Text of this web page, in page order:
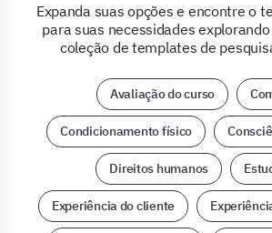
Expanda suas opções e encontre o
para suas necessidades
coleção de templates de
Avaliação do curso
Condicionamento físico
Direitos humanos
Experiência do cliente